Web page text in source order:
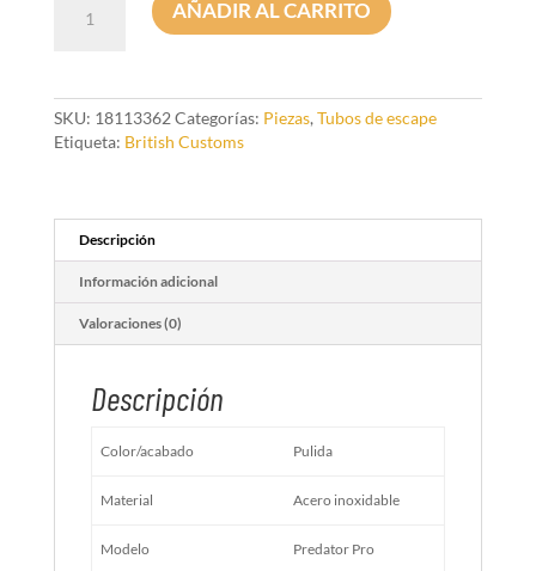
en
acero
cantidad
AÑADIR AL CARRITO
SKU: 18113362 Categorías: Piezas, Tubos de escape
Etiqueta: British Customs
Descripción
Información adicional
Valoraciones (0)
Descripción
Color/acabado Pulida
Material Acero inoxidable
Modelo Predator Pro